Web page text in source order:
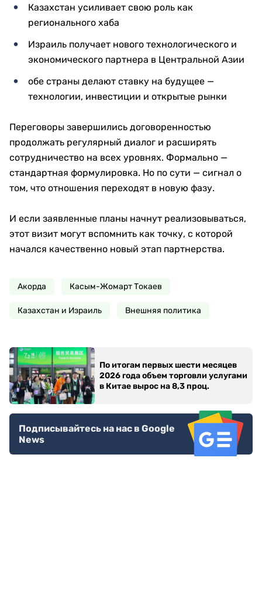
Казахстан усиливает свою роль как
регионального хаба
Израиль получает нового технологического и
экономического партнера в Центральной Азии
обе страны делают ставку на будущее —
технологии, инвестиции и открытые рынки
Переговоры завершились договоренностью
продолжать регулярный диалог и расширять
сотрудничество на всех уровнях. Формально —
стандартная формулировка. Но по сути — сигнал о
том, что отношения переходят в новую фазу.
И если заявленные планы начнут реализовываться,
этот визит могут вспомнить как точку, с которой
начался качественно новый этап партнерства.
Акорда Касым-Жомарт Токаев
Казахстан и Израиль Внешняя политика
По итогам первых шести месяцев
2026 года объем торговли услугами
в Китае вырос на 8,3 проц.
Подписывайтесь на нас в Google
News